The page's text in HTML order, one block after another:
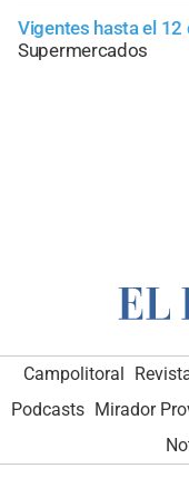
Vigentes hasta el 12
Supermercados
Campolitoral
Podcasts Mirador